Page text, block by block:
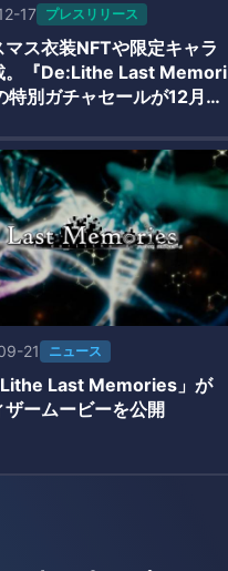
17 プレスリリース
マス衣装NFTや限定キャラ
。『De:Lithe Last Memori
特別ガチャセールが12月2
21 ニュース
Last Memories」が
ザームービーを公開